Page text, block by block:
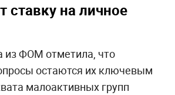
на личное
из ФОМ отметила, что
остаются их ключевым
малоактивных групп